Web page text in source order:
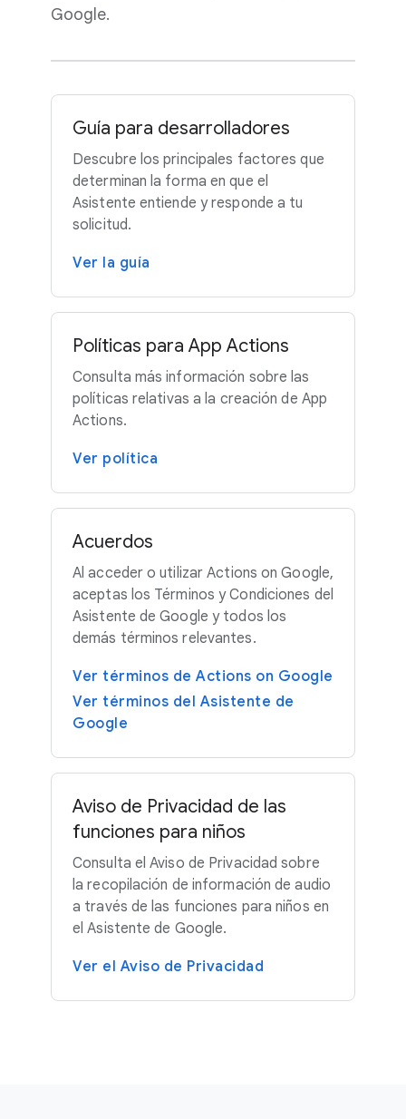
Google.
Guía para desarrolladores
Descubre los principales factores que
determinan la forma en que el
Asistente entiende y responde a tu
solicitud.
Ver la guía
Políticas para App Actions
Consulta más información sobre las
políticas relativas a la creación de App
Actions.
Ver política
Acuerdos
Al acceder o utilizar Actions on Google,
aceptas los Términos y Condiciones del
Asistente de Google y todos los
demás términos relevantes.
Ver términos de Actions on Google
Ver términos del Asistente de
Google
Aviso de Privacidad de las
funciones para niños
Consulta el Aviso de Privacidad sobre
la recopilación de información de audio
a través de las funciones para niños en
el Asistente de Google.
Ver el Aviso de Privacidad